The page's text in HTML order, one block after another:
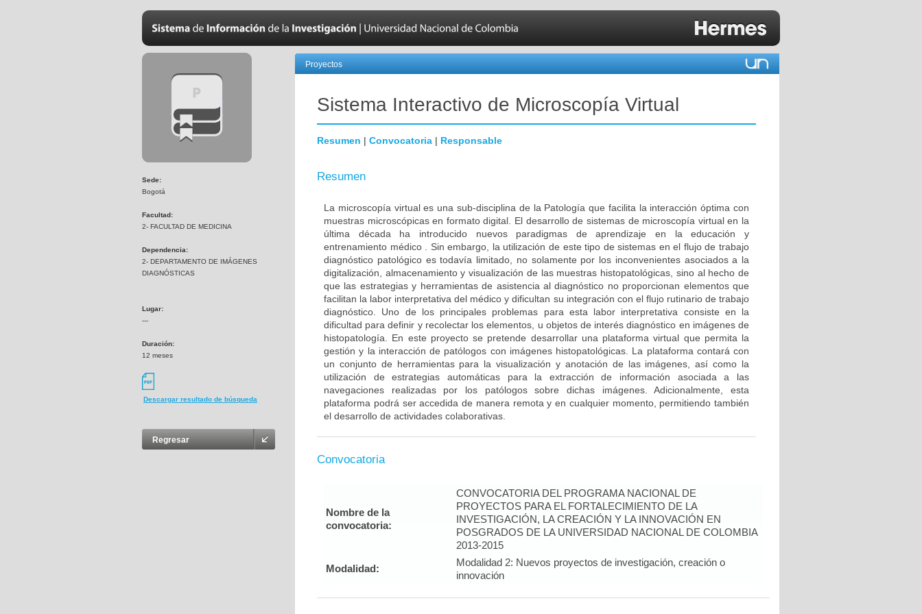
Sede:
Bogotá
Facultad:
2- FACULTAD DE MEDICINA
Dependencia:
2- DEPARTAMENTO DE IMÁGENES
DIAGNÓSTICAS
Lugar:
---
Duración:
12 meses
Descargar resultado de búsqueda
Regresar
Proyectos
Sistema Interactivo de Microscopía Virtual
Resumen | Convocatoria | Responsable
Resumen
La microscopía virtual es una sub-disciplina de la Patología que facilita la interacción óptima con
muestras microscópicas en formato digital. El desarrollo de sistemas de microscopía virtual en la
última década ha introducido nuevos paradigmas de aprendizaje en la educación y
entrenamiento médico . Sin embargo, la utilización de este tipo de sistemas en el flujo de trabajo
diagnóstico patológico es todavía limitado, no solamente por los inconvenientes asociados a la
digitalización, almacenamiento y visualización de las muestras histopatológicas, sino al hecho de
que las estrategias y herramientas de asistencia al diagnóstico no proporcionan elementos que
facilitan la labor interpretativa del médico y dificultan su integración con el flujo rutinario de trabajo
diagnóstico. Uno de los principales problemas para esta labor interpretativa consiste en la
dificultad para definir y recolectar los elementos, u objetos de interés diagnóstico en imágenes de
histopatología. En este proyecto se pretende desarrollar una plataforma virtual que permita la
gestión y la interacción de patólogos con imágenes histopatológicas. La plataforma contará con
un conjunto de herramientas para la visualización y anotación de las imágenes, así como la
utilización de estrategias automáticas para la extracción de información asociada a las
navegaciones realizadas por los patólogos sobre dichas imágenes. Adicionalmente, esta
plataforma podrá ser accedida de manera remota y en cualquier momento, permitiendo también
el desarrollo de actividades colaborativas.
Convocatoria
Nombre de la
convocatoria:
CONVOCATORIA DEL PROGRAMA NACIONAL DE
PROYECTOS PARA EL FORTALECIMIENTO DE LA
INVESTIGACIÓN, LA CREACIÓN Y LA INNOVACIÓN EN
POSGRADOS DE LA UNIVERSIDAD NACIONAL DE COLOMBIA
2013-2015
Modalidad:
Modalidad 2: Nuevos proyectos de investigación, creación o
innovación